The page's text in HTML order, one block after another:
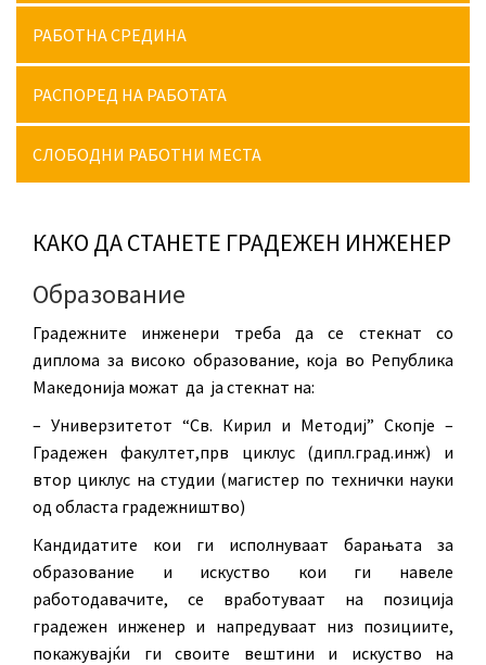
РАБОТНА СРЕДИНА
РАСПОРЕД НА РАБОТАТА
СЛОБОДНИ РАБОТНИ МЕСТА
КАКО ДА СТАНЕТЕ ГРАДЕЖЕН ИНЖЕНЕР
Образование
Градежните инженери треба да се стекнат со
диплома за високо образование, која во Република
Македонија можат да ја стекнат на:
– Универзитетот “Св. Кирил и Методиj” Скопје –
Градежен факултет,прв циклус (дипл.град.инж) и
втор циклус на студии (магистер по технички науки
од областа градежништво)
Кандидатите кои ги исполнуваат барањата за
образование и искуство кои ги навеле
работодавачите, се вработуваат на позиција
градежен инженер и напредуваат низ позициите,
покажувајќи ги своите вештини и искуство на